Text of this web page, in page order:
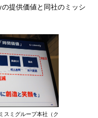
提供価値と同社のミッシ
スミグループ本社（ク